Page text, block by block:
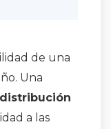
de una
Una
distribución
a las